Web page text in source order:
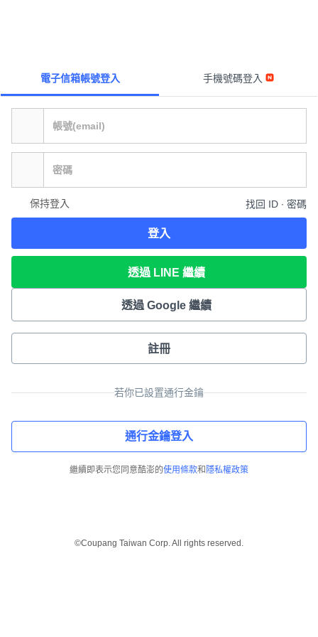
電子信箱帳號登入 手機號碼登入
保持登入 找回 ID ∙ 密碼
登入
透過 LINE 繼續
透過 Google 繼續
註冊
若你已設置通行金鑰
通行金鑰登入
繼續即表示您同意酷澎的使用條款和 隱私權政策
©Coupang Taiwan Corp. All rights reserved.